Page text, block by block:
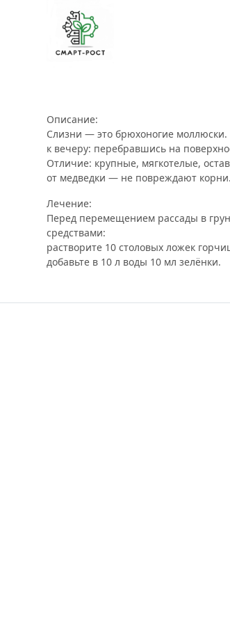
Описание:
Слизни — это брюхоногие
к вечеру: перебравшись на
Отличие: крупные, мягкотелые,
от медведки — не повреждают корни.
Лечение:
Перед перемещением рассады в
средствами:
растворите 10 столовых ложек
добавьте в 10 л воды 10 мл зелёнки.